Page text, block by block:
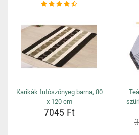
Karikák futószőnyeg barna, 80
x 120 cm
7045 Ft